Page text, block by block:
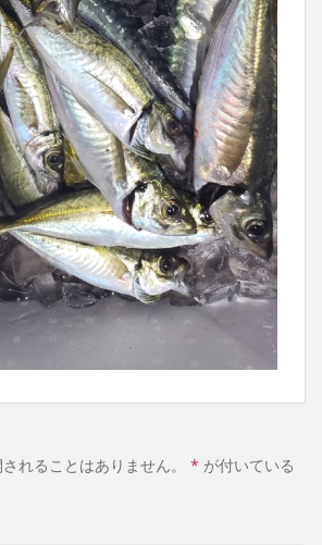
れることはありません。
* が付いている